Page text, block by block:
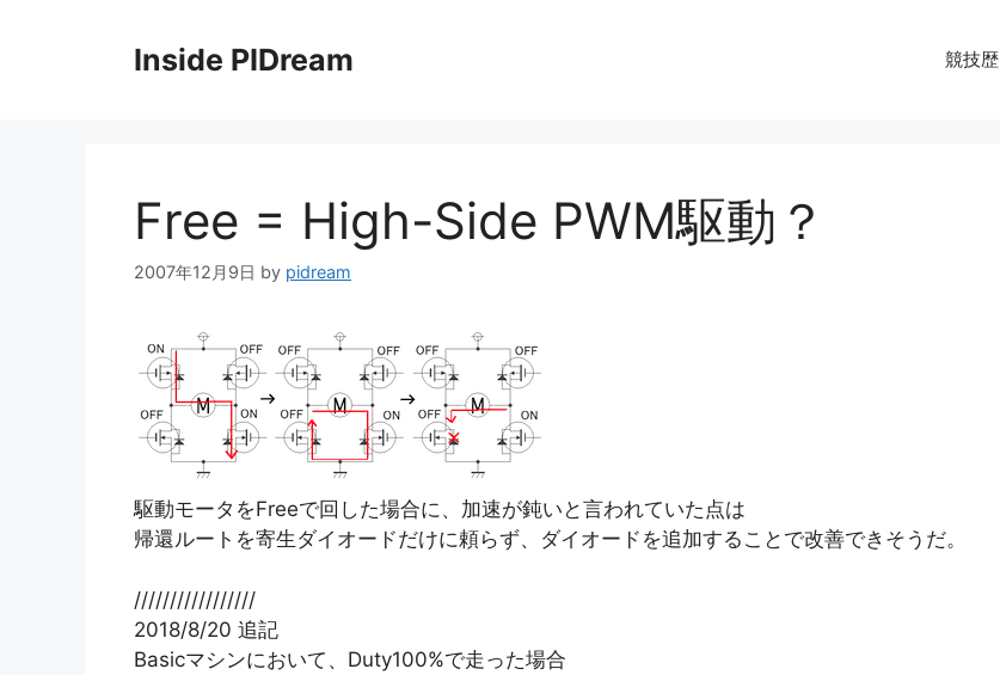
Inside PIDream 競技歴
Free = High-Side PWM駆動？
2007年12月9日 by pidream
駆動モータをFreeで回した場合に、加速が鈍いと言われていた点は
帰還ルートを寄生ダイオードだけに頼らず、ダイオードを追加することで改善できそうだ。
/////////////////
2018/8/20 追記
Basicマシンにおいて、Duty100%で走った場合